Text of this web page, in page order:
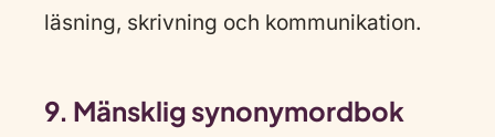
läsning, skrivning och kommunikation.
9. Mänsklig synonymordbok